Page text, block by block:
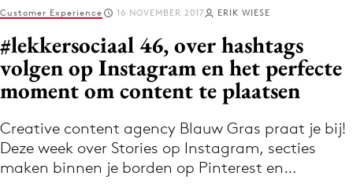
Log in
Download de app
Volg het laatste nieuws via de Adformatie
Nieuws app
Customer Experience 16 NOVEMBER 2017 ERIK WIESE
#lekkersociaal 46, over hashtags
volgen op Instagram en het perfecte
moment om content te plaatsen
Creative content agency Blauw Gras praat je bij!
Deze week over Stories op Instagram, secties
maken binnen je borden op Pinterest en…